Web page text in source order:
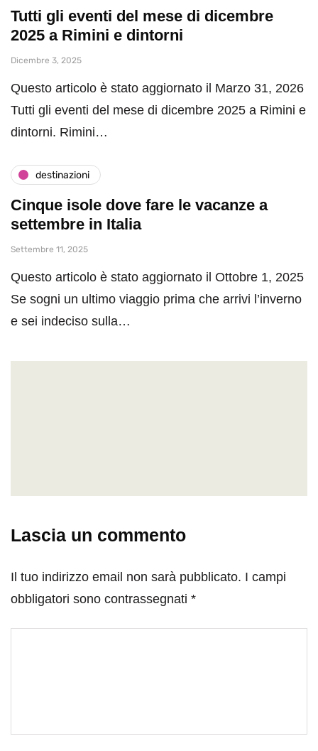
Tutti gli eventi del mese di dicembre
2025 a Rimini e dintorni
Dicembre 3, 2025
Questo articolo è stato aggiornato il Marzo 31, 2026
Tutti gli eventi del mese di dicembre 2025 a Rimini e
dintorni. Rimini…
destinazioni
Cinque isole dove fare le vacanze a
settembre in Italia
Settembre 11, 2025
Questo articolo è stato aggiornato il Ottobre 1, 2025
Se sogni un ultimo viaggio prima che arrivi l’inverno
e sei indeciso sulla…
Lascia un commento
Il tuo indirizzo email non sarà pubblicato. I campi
obbligatori sono contrassegnati *